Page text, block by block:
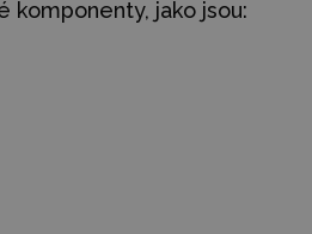
komponenty, jako jsou: